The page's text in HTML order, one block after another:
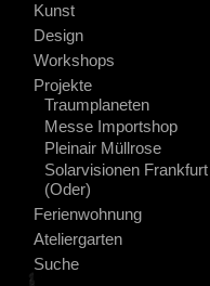
Kunst
Design
Workshops
Projekte
Traumplaneten
Messe Importshop
Pleinair Müllrose
Solarvisionen Frankfurt
(Oder)
Ferienwohnung
Ateliergarten
Suche